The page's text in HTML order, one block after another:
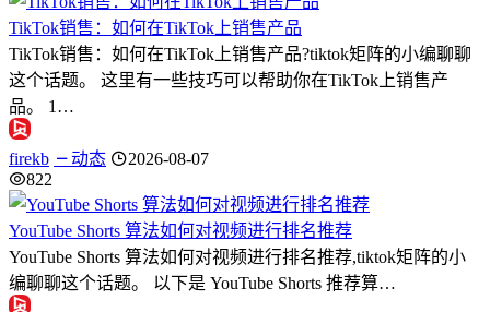
TikTok销售：如何在TikTok上销售产品
TikTok销售：如何在TikTok上销售产品?tiktok矩阵的小编聊聊
这个话题。 这里有一些技巧可以帮助你在TikTok上销售产
品。 1…
firekb 动态
2026-08-07
822
YouTube Shorts 算法如何对视频进行排名推荐
YouTube Shorts 算法如何对视频进行排名推荐,tiktok矩阵的小
编聊聊这个话题。 以下是 YouTube Shorts 推荐算…